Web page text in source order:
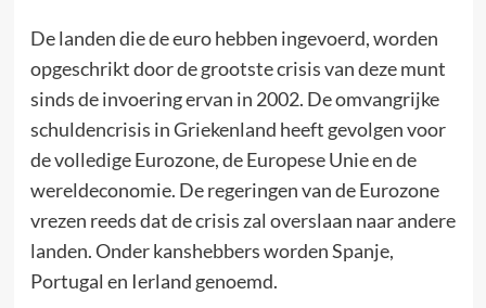
De landen die de euro hebben ingevoerd, worden
opgeschrikt door de grootste crisis van deze munt
sinds de invoering ervan in 2002. De omvangrijke
schuldencrisis in Griekenland heeft gevolgen voor
de volledige Eurozone, de Europese Unie en de
wereldeconomie. De regeringen van de Eurozone
vrezen reeds dat de crisis zal overslaan naar andere
landen. Onder kanshebbers worden Spanje,
Portugal en Ierland genoemd.